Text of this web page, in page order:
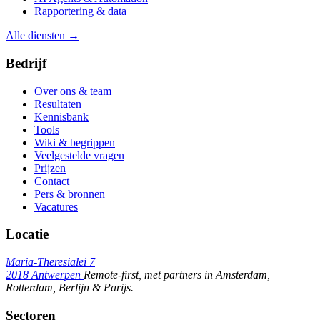
Rapportering & data
Alle diensten →
Bedrijf
Over ons & team
Resultaten
Kennisbank
Tools
Wiki & begrippen
Veelgestelde vragen
Prijzen
Contact
Pers & bronnen
Vacatures
Locatie
Maria-Theresialei 7
2018 Antwerpen Remote-first, met partners in Amsterdam,
Rotterdam, Berlijn & Parijs.
Sectoren